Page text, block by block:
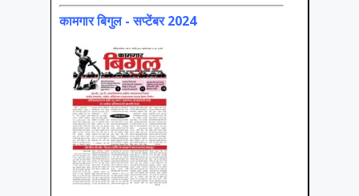
कामगार बिगुल - सप्टेंबर 2024